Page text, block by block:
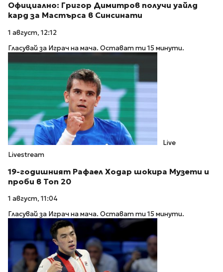
Официално: Григор Димитров получи уайлд
кард за Мастърса в Синсинати
1 август, 12:12
Гласувай за Играч на мача. Остават ти 15 минути.
Live
Livestream
19-годишният Рафаел Ходар шокира Музети и
проби в Топ 20
1 август, 11:04
Гласувай за Играч на мача. Остават ти 15 минути.